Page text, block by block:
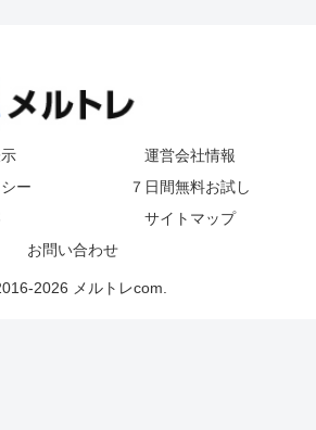
運営会社情報
ー
７日間無料お試し
サイトマップ
お問い合わせ
2026 メルトレcom.